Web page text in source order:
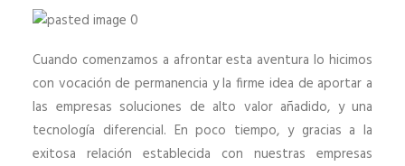
Cuando comenzamos a afrontar esta aventura lo hicimos
con vocación de permanencia y la firme idea de aportar a
las empresas soluciones de alto valor añadido, y una
tecnología diferencial. En poco tiempo, y gracias a la
exitosa relación establecida con nuestras empresas